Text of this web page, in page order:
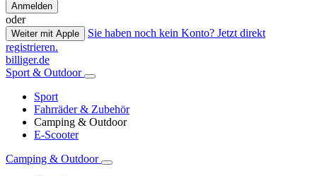
Anmelden
oder
Weiter mit Apple
Sie haben noch kein Konto? Jetzt direkt
registrieren.
billiger.de
Sport & Outdoor
Sport
Fahrräder & Zubehör
Camping & Outdoor
E-Scooter
Camping & Outdoor